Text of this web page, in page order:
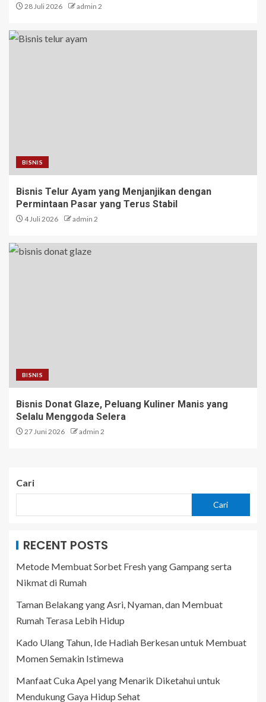
28 Juli 2026 admin 2
BISNIS
Bisnis Telur Ayam yang Menjanjikan dengan
Permintaan Pasar yang Terus Stabil
4 Juli 2026 admin 2
BISNIS
Bisnis Donat Glaze, Peluang Kuliner Manis yang
Selalu Menggoda Selera
27 Juni 2026 admin 2
Cari
Cari
RECENT POSTS
Metode Membuat Sorbet Fresh yang Gampang serta
Nikmat di Rumah
Taman Belakang yang Asri, Nyaman, dan Membuat
Rumah Terasa Lebih Hidup
Kado Ulang Tahun, Ide Hadiah Berkesan untuk Membuat
Momen Semakin Istimewa
Manfaat Cuka Apel yang Menarik Diketahui untuk
Mendukung Gaya Hidup Sehat